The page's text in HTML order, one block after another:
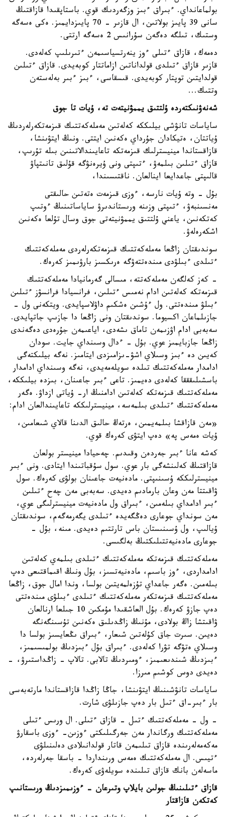
بولماعانداي. ءبىراق ءبىز وزگەردىك قوي. باستاپقىدا قازاقتىڭ
سانى 39 پايىز بولاتىن، ال قازىر - 70 پايىزدايمىز. ەكى ەسەگە
وستىك، تىلگە دەگەن سۇرانىس 2 ەسەگە ارتتى.
دەمەك، قازاق ءتىلى ءوز ينەرتسياسىمەن ءتىرىلىپ كەلەدى.
قازىر قازاق ءتىلدى قولداناتىن ازاماتتار كوبەيدى. قازاق ءتىلىن
قولدايتىن توپتار كوبەيدى. قىسقاسى، ءبىز ءبىر بەلەستەن
وتتىك...
شەنەۋنىكتەردە ۇلتتىق يممۋنيتەت تە، ۇيات تا جوق
ساياسات تانۋشى بيلىككە كەلەتىن مەملەكەتتىك قىزمەتكەرلەردىڭ
ۇياتتان، ەتيكادان جۇرداي ەكەنىن ايتتى. ونىڭ ايتۋىنشا،
قازاقستاندا مينيسترلىك قىزمەتكە تاعايىندالاتىنىن بىلە تۇرىپ،
قازاق ءتىلىن بىلمەۋ، ءتىپتى ونى ۇيرەنۋگە قۇلىق تانىتپاۋ
قالىپتى جاعدايعا اينالعان. ناقتىسىندا،
بۇل - وتە ۇيات نارسە، ءوزى قىزمەت ەتەتىن حالىقتى
مەنسىنبەۋ، ءتىپتى وزىنە ورىستاندىرۋ ساياساتىنىڭ ءوتىپ
كەتكەنىن، ياعني ۇلتتىق يممۋنيتەتى جوق وسال تۇلعا ەكەنىن
اشكەرەلەۋ.
سوندىقتان زاڭعا مەملەكەتتىك قىزمەتكەرلەردى مەملەكەتتىك
ءتىلدى ءبىلۋدى مىندەتتەۋگە ەرىكسىز بارۋىمىز كەرەك.
- كەز كەلگەن مەملەكەتتە، مىسالى گەرمانيادا مەملەكەتتىك
قىزمەتكە كەلەتىن ادام نەمىس ءتىلىن، فرانسيادا فرانسۋز ءتىلىن
ءبىلۋ مىندەتتى. ول ءۇشىن ەشكىم داۋلاسپايدى. ويتكەنى ول -
جازىلماعان اكسيوما. سوندىقتان ونى زاڭعا دا جازىپ جاتپايدى.
سەبەبى ادام اۋزىمەن تاماق ىشەدى، اياعىمەن جۇرەدى دەگەندى
زاڭعا جازبايمىز عوي. بۇل - ءدال وسىنداي جايت. سودان
كەيىن دە ءبىز وسىلاي اشۋ-ىزامىزدى ايتامىز. نەگە بيلىكتەگى
ادامدار مەملەكەتتىك تىلدە سويلەمەيدى، نەگە وسىنداي ادامدار
باسشىلىقققا كەلەدى دەيمىز. تاعى ءبىر جاعىنان، بىزدە بيلىككە،
مەملەكەتتىك قىزمەتكە كەلەتىن ادامنىڭ ار- ۇياتى ازداۋ. ەگەر
مەملەكەتتىك ءتىلدى بىلمەسە، مينيسترلىككە تاعايىندالعان ادام:
«مەن قازاقشا بىلمەيمىن، ەرتەڭ حالىق الدىنا قالاي شىعامىن،
ۇيات ەمەس پە» دەپ ايتۋى كەرەك قوي.
كەشە عانا ءبىر جەردەن وقىدىم. چەحيادا مينيستر بولعان
قازاقتىڭ كەلىنشەگى بار عوي. سول سۇقباتىندا ايتادى. ونى ءبىر
مينيسترلىككە ۇسىنىپتى. مادەنيەت جاعىنان بولۋى كەرەك. سول
ۋاقىتتا مەن وعان بارمادىم دەيدى. سەبەبى مەن چەح ءتىلىن
ءبىر ادامداي بىلەمىن، ءبىراق ول مادەنيەت مينيسترلىگى عوي،
مەن سونداي جوعارى دەڭگەيدە ءتىلدى يگەرمەگەم، سوندىقتان
ۇيالىپ، ول ۇسىنىستان باس تارتتىم دەيدى. مىنە، بۇل -
جوعارى مادەنيەتتىلىكتىڭ بەلگىسى.
مەملەكەتتىك قىزمەتكە مەملەكەتتىك ءتىلدى بىلمەي كەلەتىن
ادامداردى، ءوز باسىم، مادەنيەتسىز، بۇل ونىڭ اقىماقتىعى دەپ
بىلەمىن. ەگەر جاعداي تۇزەلمەيتىن بولسا، وندا امال جوق، زاڭعا
مەملەكەتتىك قىزمەتكەر مەملەكەتتىك ءتىلدى ءبىلۋى مىندەتتى
دەپ جازۋ كەرەك. بۇل العاشقىدا مۇمكىن 10 جىلعا ارنالعان
ۋاقىتشا زاڭ بولادى، مۇنىڭ زاڭدىلىق ەكەنىن تۇسىنگەنگە
دەيىن. سىرت جاق كۇلەتىن شىعار، ءبىراق ىڭعايسىز بولسا دا
وسىلاي ەتۋگە تۋرا كەلەدى. ءبىراق بۇل ءبىزدىڭ بولمىسىمىز،
ءبىزدىڭ شىندىعىمىز، ءومىردىڭ تالابى. تالاپ - زاڭداستىرۋ، -
دەيدى دوس كوشىم مىرزا.
ساياسات تانۋشىنىڭ ايتۋىنشا، جاڭا زاڭدا قازاقستاندا مارتەبەسى
بار ءبىر-اق ءتىل بار دەپ جازىلۋى شارت.
- ول - مەملەكەتتىك ءتىل - قازاق ءتىلى. ال ورىس ءتىلى
مەملەكەتتىك ورگاندار مەن جەرگىلىكتى ءوزىن- ءوزى باسقارۋ
مەكەمەلەرىندە قازاق تىلىمەن قاتار قولدانىلادى دەلىنىلۋى
ءتيىس. ال مەملەكەتتىك ەمەس ورىنداردا - باسقا جەرلەردە،
ماسەلەن بانك قازاق تىلىندە سويلەۋى كەرەك.
قازاق ءتىلىنىڭ جولىن بايلاپ وتىرعان - ءوزىمىزدىڭ ورىستانىپ
كەتكەن قازاقتار